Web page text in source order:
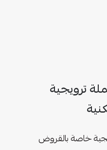
ترويجية
خاصة بالقروض